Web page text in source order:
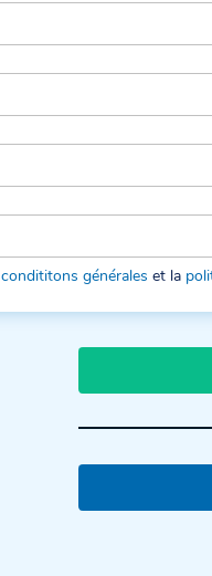
condititons générales et la